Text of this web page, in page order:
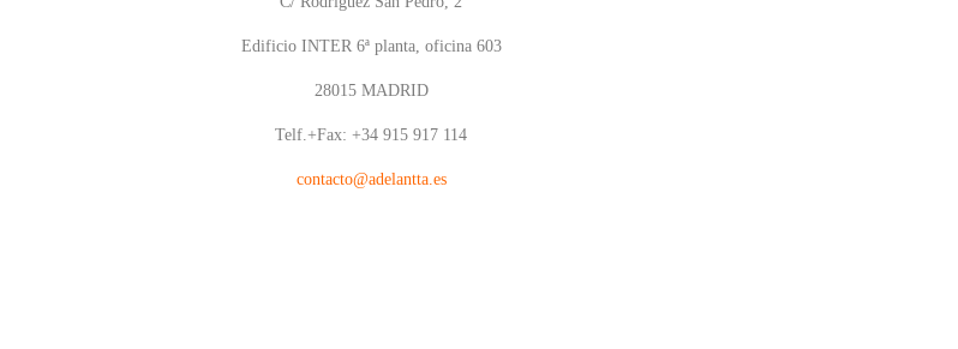
Edificio INTER 6ª planta, oficina 603
28015 MADRID
Telf.+Fax: +34 915 917 114
contacto@adelantta.es